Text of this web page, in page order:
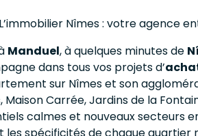
Nîmes : votre agence
Manduel, à quelques minutes de
dans tous vos projets d’
sur Nîmes et son
Maison Carrée, Jardins de la
calmes et nouveaux secteurs